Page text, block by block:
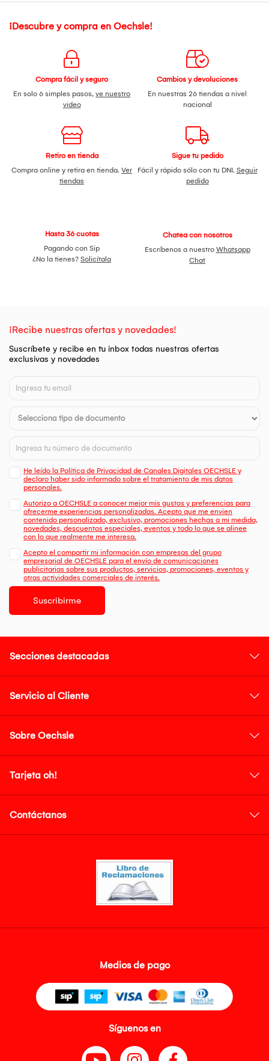
Accesorios: portafolito de cápsulas Nespresso*, filtros de
**Comparado con modelo Oster BVSTEM6603
¡Descubre y compra en Oechsle!
Compra fácil y seguro
En solo 6 simples pasos, ve nuestro
video
Cambios y devoluciones
En nuestras 26 tiendas a nivel
nacional
Retiro en tienda
Compra online y retira en tienda. Ver
tiendas
Sigue tu pedido
Fácil y rápido sólo con tu DNI. Seguir
pedido
Hasta 36 cuotas
Pagando con Sip
¿No la tienes? Solicítala
Chatea con nosotros
Escríbenos a nuestro Whatsapp
Chat
¡Recibe nuestras ofertas y novedades!
Suscríbete y recibe en tu inbox todas nuestras ofertas
exclusivas y novedades
He leído la Política de Privacidad de Canales Digitales OECHSLE y
declaro haber sido informado sobre el tratamiento de mis datos
personales.
Autorizo a OECHSLE a conocer mejor mis gustos y preferencias para
ofrecerme experiencias personalizadas. Acepto que me envien
contenido personalizado, exclusivo, promociones hechas a mi medida,
novedades, descuentos especiales, eventos y todo lo que se alinee
con lo que realmente me interesa.
Acepto el compartir mi información con empresas del grupo
empresarial de OECHSLE para el envío de comunicaciones
publicitarias sobre sus productos, servicios, promociones, eventos y
otras actividades comerciales de interés.
Suscribirme
Secciones destacadas
Servicio al Cliente
Sobre Oechsle
Tarjeta oh!
Contáctanos
Medios de pago
Síguenos en